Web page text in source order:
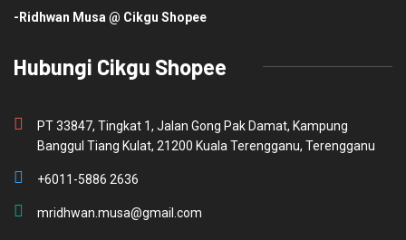
-Ridhwan Musa @ Cikgu Shopee
Hubungi Cikgu Shopee
PT 33847, Tingkat 1, Jalan Gong Pak Damat, Kampung
Banggul Tiang Kulat, 21200 Kuala Terengganu, Terengganu
+6011-5886 2636
mridhwan.musa@gmail.com